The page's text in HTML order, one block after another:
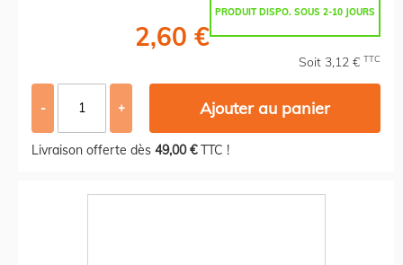
PRODUIT DISPO. SOUS 2-10 JOURS
2,60 €
Soit 3,12 € TTC
- + Ajouter au panier
Livraison offerte dès 49,00 €TTC !